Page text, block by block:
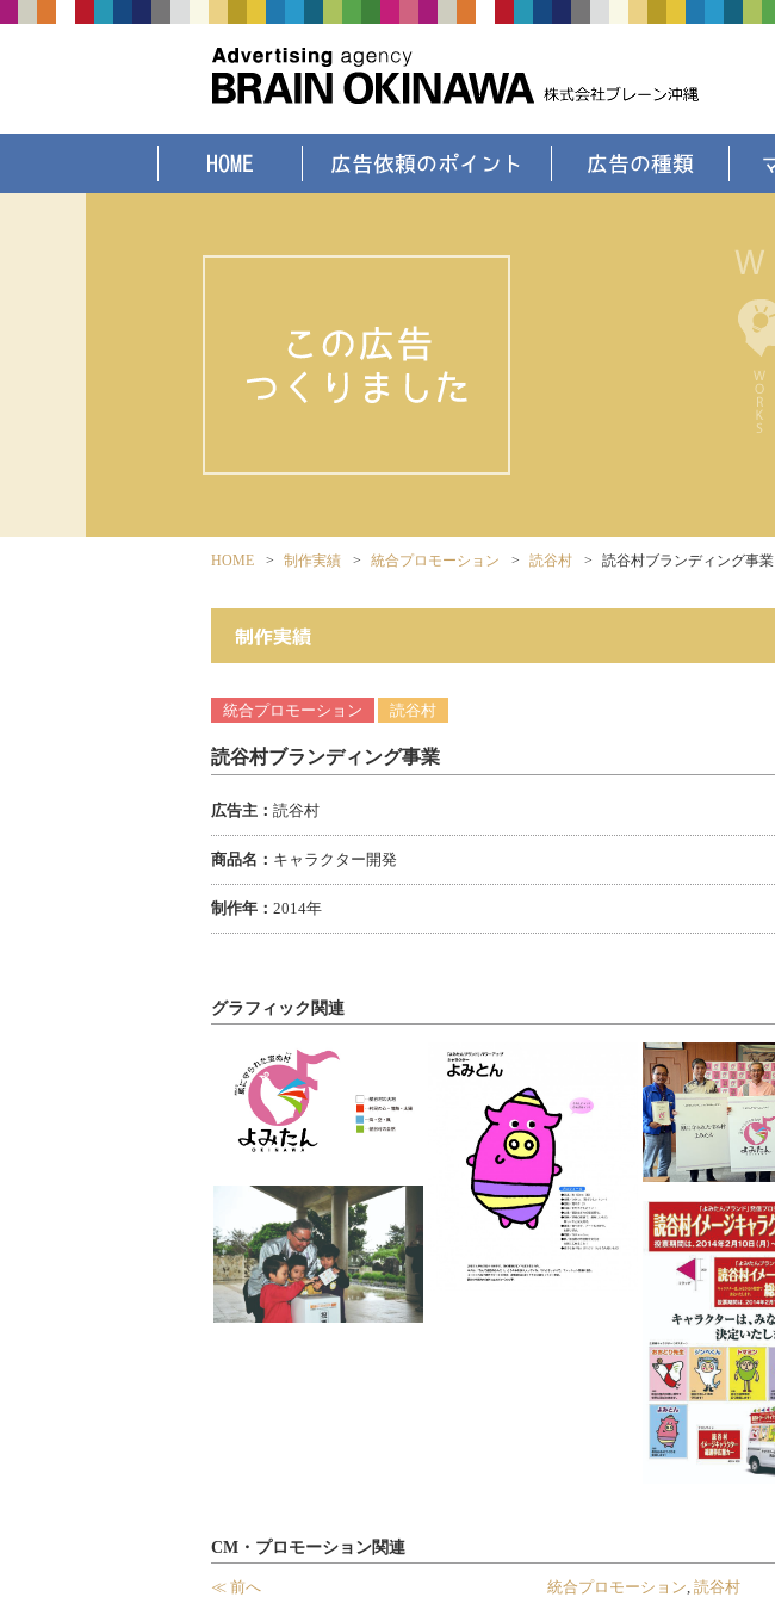
HOME > 制作実績 > 統合プロモーション > 読谷村 > 読谷村ブランディング事業
統合プロモーション 読谷村
読谷村ブランディング事業
広告主： 読谷村
商品名： キャラクター開発
制作年： 2014年
グラフィック関連
CM・プロモーション関連
≪ 前へ 統合プロモーション, 読谷村